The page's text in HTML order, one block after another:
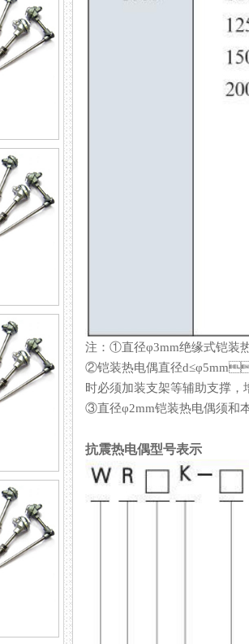
注：①直径φ3mm绝缘式
②铠装热电偶直径
时必须加装支架等辅助支撑，增
③直径φ2mm铠装热电偶须和本公
抗震热电偶型号表示